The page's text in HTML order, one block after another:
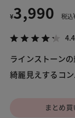
¥3,990 税込
4.4
ラインストーン
綺麗見えするコ
まとめ